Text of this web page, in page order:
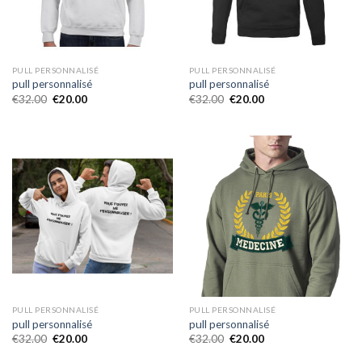
PULL PERSONNALISÉ
pull personnalisé
€32.00 €20.00
PULL PERSONNALISÉ
pull personnalisé
€32.00 €20.00
PULL PERSONNALISÉ
pull personnalisé
€32.00 €20.00
PULL PERSONNALISÉ
pull personnalisé
€32.00 €20.00